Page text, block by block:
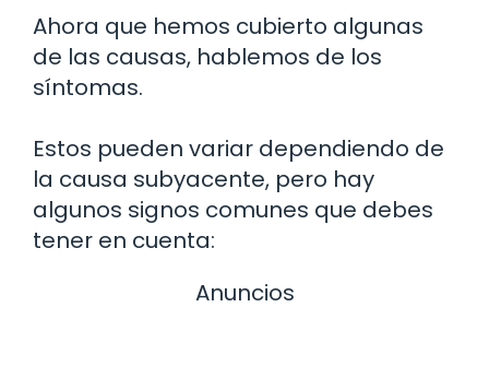
Ahora que hemos cubierto algunas
de las causas, hablemos de los
síntomas.
Estos pueden variar dependiendo de
la causa subyacente, pero hay
algunos signos comunes que debes
tener en cuenta:
Anuncios